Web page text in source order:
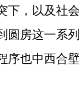
下，以及社
圆房这一系
序也中西合